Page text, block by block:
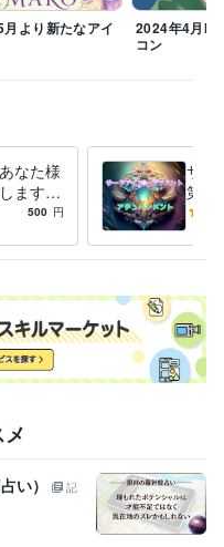
｡*♡
でなく自分らしく日々一生懸
します。】
ます。】
グ・アチュンーメントに入り
ました★彡
: 7年
で被災に合ったで賞 ココナ
ランク ココナラ  シルバー
ブロンズランクになりました
より新たなアイ
2024年4月
コン
なた様
ます
感覚☆
500 円
サー
第三
能力
い）
記